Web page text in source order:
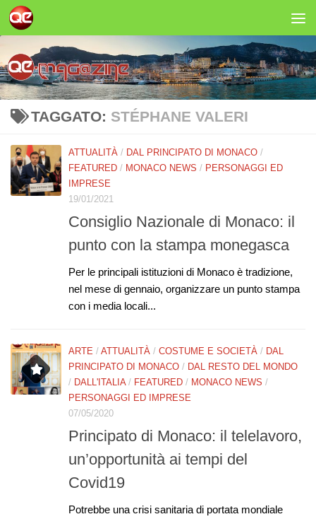
Salta al contenuto
TAGGATO: STÉPHANE VALERI
ATTUALITÀ / DAL PRINCIPATO DI MONACO /
FEATURED / MONACO NEWS / PERSONAGGI ED
IMPRESE
19/01/2021
Consiglio Nazionale di Monaco: il
punto con la stampa monegasca
Per le principali istituzioni di Monaco è tradizione,
nel mese di gennaio, organizzare un punto stampa
con i media locali...
ARTE / ATTUALITÀ / COSTUME E SOCIETÀ / DAL
PRINCIPATO DI MONACO / DAL RESTO DEL MONDO
/ DALL'ITALIA / FEATURED / MONACO NEWS /
PERSONAGGI ED IMPRESE
07/05/2020
Principato di Monaco: il telelavoro,
un’opportunità ai tempi del
Covid19
Potrebbe una crisi sanitaria di portata mondiale